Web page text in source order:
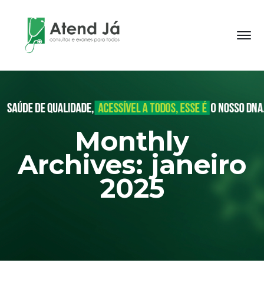
Monthly
Archives: janeiro
2025